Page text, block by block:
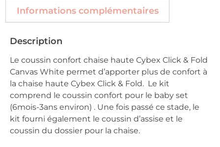
Informations complémentaires
Description
Le coussin confort chaise haute Cybex Click & Fold
Canvas White permet d’apporter plus de confort à
la chaise haute Cybex Click & Fold. Le kit
comprend le coussin confort pour le baby set
(6mois-3ans environ) . Une fois passé ce stade, le
kit fourni également le coussin d’assise et le
coussin du dossier pour la chaise.